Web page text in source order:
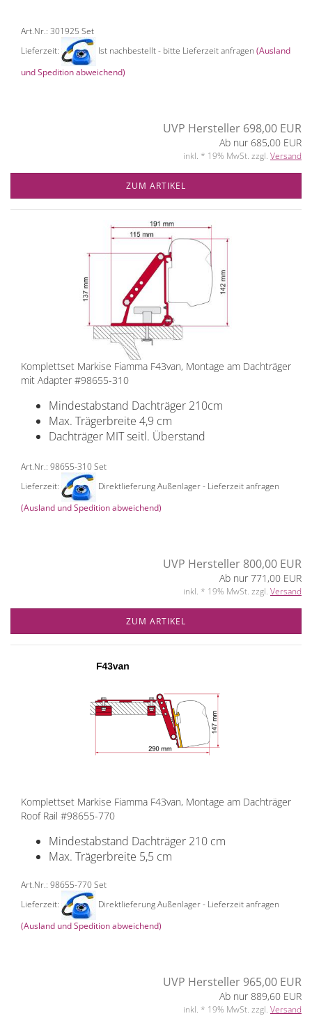
Art.Nr.: 301925 Set
Lieferzeit:
Ist nachbestellt - bitte Lieferzeit anfragen (Ausland
und Spedition abweichend)
UVP Hersteller 698,00 EUR
Ab nur 685,00 EUR
inkl. * 19% MwSt. zzgl. Versand
ZUM ARTIKEL
Komplettset Markise Fiamma F43van, Montage am Dachträger
mit Adapter #98655-310
Mindestabstand Dachträger 210cm
Max. Trägerbreite 4,9 cm
Dachträger MIT seitl. Überstand
Art.Nr.: 98655-310 Set
Lieferzeit:
Direktlieferung Außenlager - Lieferzeit anfragen
(Ausland und Spedition abweichend)
UVP Hersteller 800,00 EUR
Ab nur 771,00 EUR
inkl. * 19% MwSt. zzgl. Versand
ZUM ARTIKEL
Komplettset Markise Fiamma F43van, Montage am Dachträger
Roof Rail #98655-770
Mindestabstand Dachträger 210 cm
Max. Trägerbreite 5,5 cm
Art.Nr.: 98655-770 Set
Lieferzeit:
Direktlieferung Außenlager - Lieferzeit anfragen
(Ausland und Spedition abweichend)
UVP Hersteller 965,00 EUR
Ab nur 889,60 EUR
inkl. * 19% MwSt. zzgl. Versand